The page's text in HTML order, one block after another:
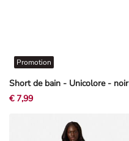
Short de bain - Unicolore - noir
Promotion
€ 7,99